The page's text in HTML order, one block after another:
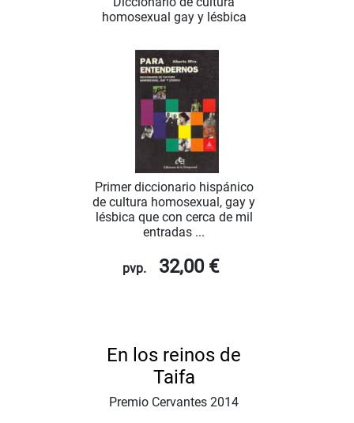
homosexual gay y lésbica
Primer diccionario hispánico
de cultura homosexual, gay y
lésbica que con cerca de mil
entradas ...
pvp. 32,00 €
En los reinos de
Taifa
Premio Cervantes 2014